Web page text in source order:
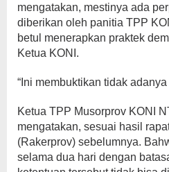
mengatakan, mestinya ada
diberikan oleh panitia TPP
betul menerapkan praktek
Ketua KONI.
“Ini membuktikan tidak
Ketua TPP Musorprov KONI
mengatakan, sesuai hasil
(Rakerprov) sebelumnya.
selama dua hari dengan